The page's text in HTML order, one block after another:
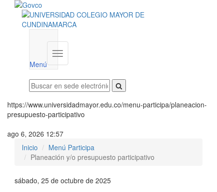
Menú
Menú
institucional
https://www.universidadmayor.edu.co/menu-participa/planeacion-
presupuesto-participativo
ago 6, 2026 12:57
Inicio
Menú Participa
Planeación y/o presupuesto participativo
sábado, 25 de octubre de 2025